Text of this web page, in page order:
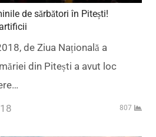
de sărbători în Pitești!
de Ziua Națională a
din Pitești a avut loc
807